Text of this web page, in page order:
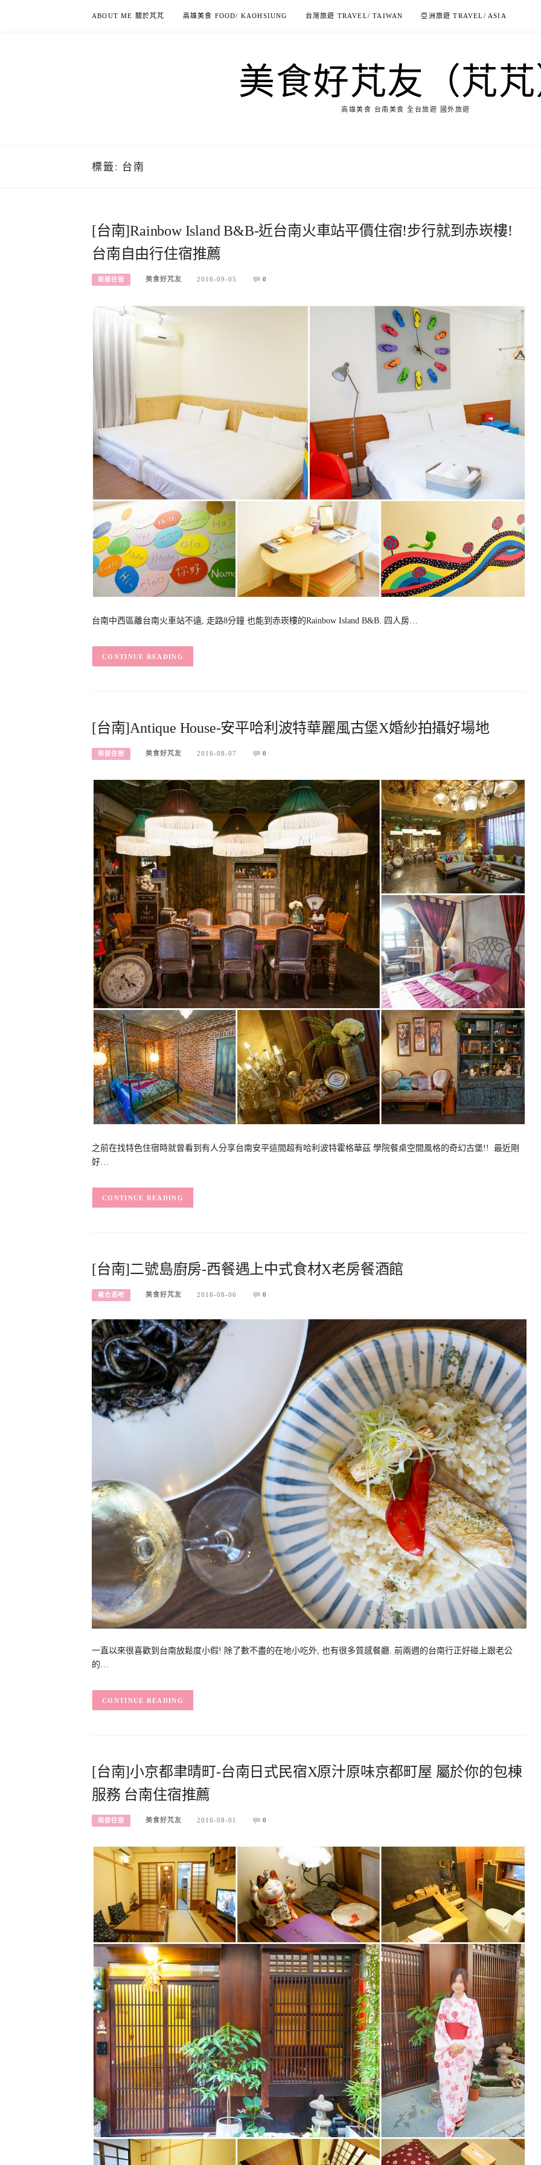
ABOUT ME 關於芃芃 高雄美食 FOOD/ KAOHSIUNG 台灣旅遊 TRAVEL/ TAIWAN 亞洲旅遊 TRAVEL/ ASIA
美食好芃友（芃芃
高雄美食 台南美食 全台旅遊 國外旅遊
標籤: 台南
[台南]Rainbow Island B&B-近台南火車站平價住宿!步行就到赤崁樓!
台南自由行住宿推薦
南部住宿 美食好芃友 2016-09-05 0
台南中西區離台南火車站不遠, 走路8分鐘 也能到赤崁樓的Rainbow Island B&B. 四人房…
CONTINUE READING
[台南]Antique House-安平哈利波特華麗風古堡X婚紗拍攝好場地
南部住宿 美食好芃友 2016-08-07 0
之前在找特色住宿時就曾看到有人分享台南安平這間超有哈利波特霍格華茲 學院餐桌空間風格的奇幻古堡!! 最近剛
好…
CONTINUE READING
[台南]二號島廚房-西餐遇上中式食材X老房餐酒館
複合酒吧 美食好芃友 2016-08-06 0
一直以來很喜歡到台南放鬆度小假! 除了數不盡的在地小吃外, 也有很多質感餐廳. 前兩週的台南行正好碰上跟老公
的…
CONTINUE READING
[台南]小京都聿晴町-台南日式民宿X原汁原味京都町屋 屬於你的包棟
服務 台南住宿推薦
南部住宿 美食好芃友 2016-08-01 0